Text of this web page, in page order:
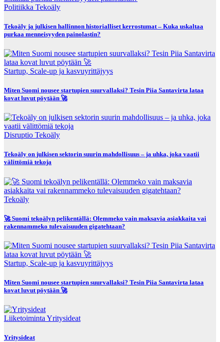
Politiikka Tekoäly
Tekoäly ja julkisen hallinnon historialliset kerrostumat – Kuka uskaltaa
purkaa menneisyyden painolastin?
Startup, Scale-up ja kasvuyrittäjyys
Miten Suomi nousee startupien suurvallaksi? Tesin Piia Santavirta lataa
kovat luvut pöytään 🚀
Disruptio Tekoäly
Tekoäly on julkisen sektorin suurin mahdollisuus – ja uhka, joka vaatii
välittömiä tekoja
Tekoäly
🚀 Suomi tekoälyn pelikentällä: Olemmeko vain maksavia asiakkaita vai
rakennammeko tulevaisuuden gigatehtaan?
Startup, Scale-up ja kasvuyrittäjyys
Miten Suomi nousee startupien suurvallaksi? Tesin Piia Santavirta lataa
kovat luvut pöytään 🚀
Liiketoiminta Yritysideat
Yritysideat